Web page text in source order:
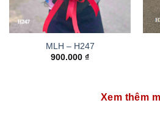
MLH – H247
900.000 ₫
Xem thêm